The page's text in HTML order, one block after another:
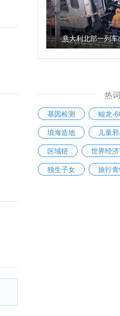
意大利北部一列
热词
基因检测
鲲龙-
填海造地
儿童
区域链
世界经
独生子女
旅行